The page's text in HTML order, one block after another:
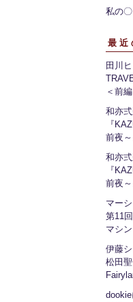
私の
最近
田川
＜前編
和亦
『
前夜
和亦
『
前夜
マー
第11
マシ
伊藤
松田